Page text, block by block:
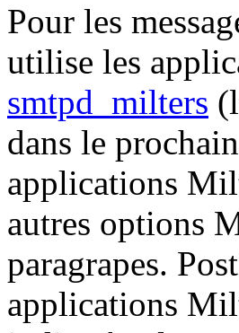
Pour les
utilise les
smtpd_milters
dans le
applications
autres options
paragrapes.
applications